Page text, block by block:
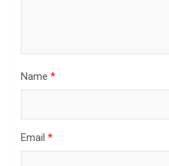
Name *
Email *